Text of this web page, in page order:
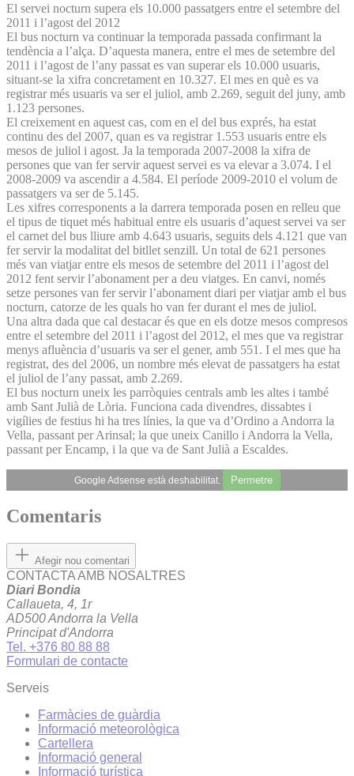
El servei nocturn supera els 10.000 passatgers entre el setembre del
2011 i l’agost del 2012
El bus nocturn va continuar la temporada passada confirmant la
tendència a l’alça. D’aquesta manera, entre el mes de setembre del
2011 i l’agost de l’any passat es van superar els 10.000 usuaris,
situant-se la xifra concretament en 10.327. El mes en què es va
registrar més usuaris va ser el juliol, amb 2.269, seguit del juny, amb
1.123 persones.
El creixement en aquest cas, com en el del bus exprés, ha estat
continu des del 2007, quan es va registrar 1.553 usuaris entre els
mesos de juliol i agost. Ja la temporada 2007-2008 la xifra de
persones que van fer servir aquest servei es va elevar a 3.074. I el
2008-2009 va ascendir a 4.584. El període 2009-2010 el volum de
passatgers va ser de 5.145.
Les xifres corresponents a la darrera temporada posen en relleu que
el tipus de tiquet més habitual entre els usuaris d’aquest servei va ser
el carnet del bus lliure amb 4.643 usuaris, seguits dels 4.121 que van
fer servir la modalitat del bitllet senzill. Un total de 621 persones
més van viatjar entre els mesos de setembre del 2011 i l’agost del
2012 fent servir l’abonament per a deu viatges. En canvi, només
setze persones van fer servir l’abonament diari per viatjar amb el bus
nocturn, catorze de les quals ho van fer durant el mes de juliol.
Una altra dada que cal destacar és que en els dotze mesos compresos
entre el setembre del 2011 i l’agost del 2012, el mes que va registrar
menys afluència d’usuaris va ser el gener, amb 551. I el mes que ha
registrat, des del 2006, un nombre més elevat de passatgers ha estat
el juliol de l’any passat, amb 2.269.
El bus nocturn uneix les parròquies centrals amb les altes i també
amb Sant Julià de Lòria. Funciona cada divendres, dissabtes i
vigílies de festius hi ha tres línies, la que va d’Ordino a Andorra la
Vella, passant per Arinsal; la que uneix Canillo i Andorra la Vella,
passant per Encamp, i la que va de Sant Julià a Escaldes.
Google Adsense està deshabilitat. Permetre
Comentaris
Afegir nou comentari
CONTACTA AMB NOSALTRES
Diari Bondia
Callaueta, 4, 1r
AD500 Andorra la Vella
Principat d'Andorra
Tel. +376 80 88 88
Formulari de contacte
Serveis
Farmàcies de guàrdia
Informació meteorològica
Cartellera
Informació general
Informació turística